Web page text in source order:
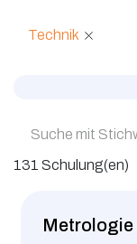
Technik
131 Schulung(en)
Metrologie